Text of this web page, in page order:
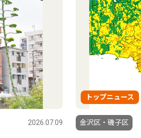
2026.07.09
トップニュース
金沢区・磯子区